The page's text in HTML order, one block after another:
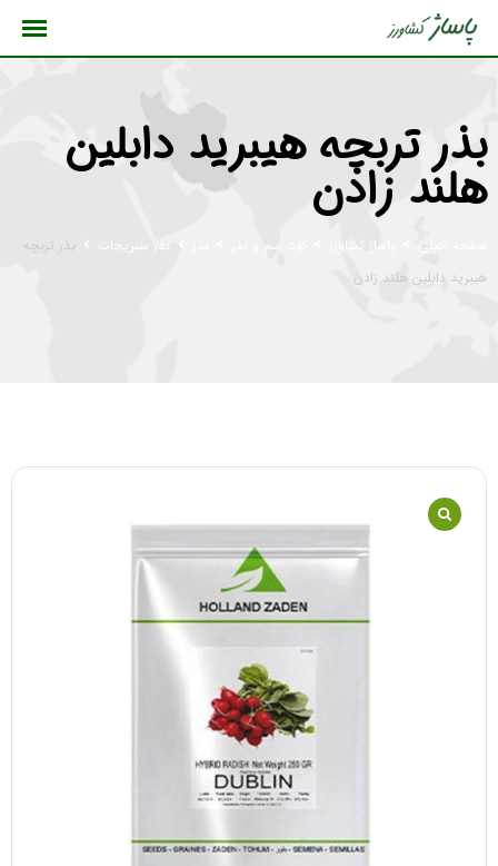
پرش
بذر تربچه هیبرید دابلین
هلند زادن
صفحه اصلی پاساژ کشاورز کود، سم و بذر بذر سبزیجات
بذر تربچه
هیبرید دابلین هلند زادن